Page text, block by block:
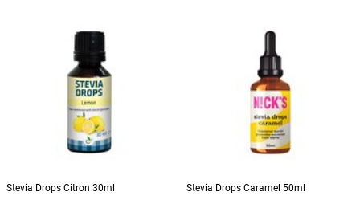
Stevia Drops Citron 30ml Stevia Drops Caramel 50ml